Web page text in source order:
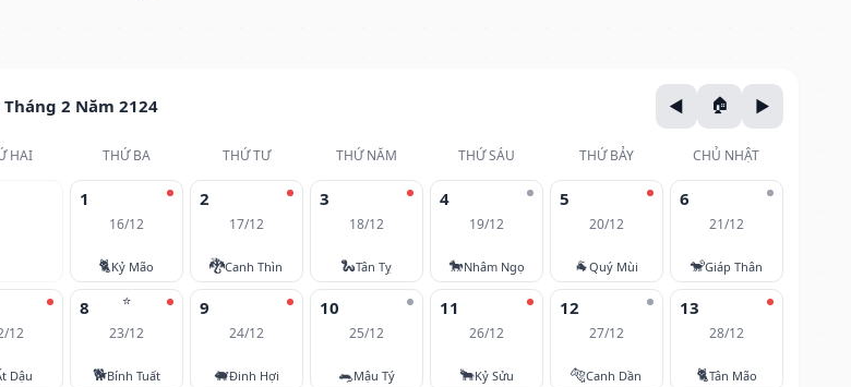
Tháng 2 Năm 2124
HAI THỨ BA THỨ TƯ THỨ NĂM THỨ SÁU THỨ BẢY CHỦ NHẬT
1
16/12
🐈Kỷ Mão
2
17/12
🐉Canh Thìn
3
18/12
🐍Tân Tỵ
4
19/12
🐎Nhâm Ngọ
5
20/12
🐐Quý Mùi
6
21/12
🐒Giáp Thân
12
Dậu
⭐
8
23/12
🐕Bính Tuất
9
24/12
🐖Đinh Hợi
10
25/12
🐀Mậu Tý
11
26/12
🐂Kỷ Sửu
12
27/12
🐅Canh Dần
13
28/12
🐈Tân Mão